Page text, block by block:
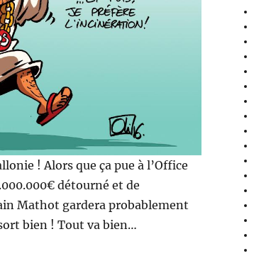
! Alors que ça pue à l’Office
détourné et de
Mathot gardera probablement
bien ! Tout va bien…